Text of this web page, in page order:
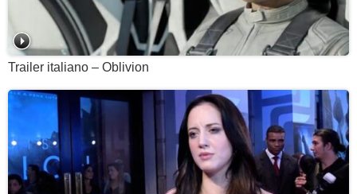
Trailer italiano – Oblivion